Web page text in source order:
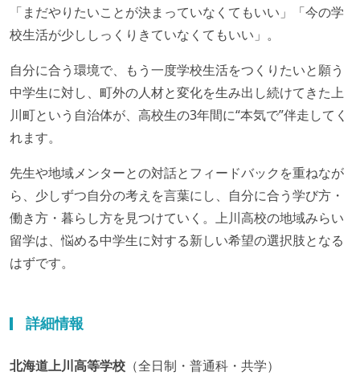
「まだやりたいことが決まっていなくてもいい」「今の学
校生活が少ししっくりきていなくてもいい」。
自分に合う環境で、もう一度学校生活をつくりたいと願う
中学生に対し、町外の人材と変化を生み出し続けてきた上
川町という自治体が、高校生の3年間に“本気で”伴走してく
れます。
先生や地域メンターとの対話とフィードバックを重ねなが
ら、少しずつ自分の考えを言葉にし、自分に合う学び方・
働き方・暮らし方を見つけていく。上川高校の地域みらい
留学は、悩める中学生に対する新しい希望の選択肢となる
はずです。
詳細情報
北海道上川高等学校 （全日制・普通科・共学）